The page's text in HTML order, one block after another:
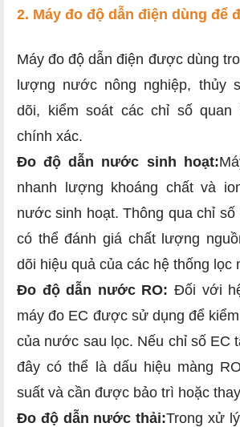
2. Máy đo độ dẫn điện dùng để
Máy đo độ dẫn điện được dùng
lượng nước nông nghiệp, thủy
dõi, kiểm soát các chỉ số quan
chính xác.
Đo độ dẫn nước sinh hoạt:
nhanh lượng khoáng chất và
nước sinh hoạt. Thông qua chỉ
có thể đánh giá chất lượng
dõi hiệu quả của các hệ thống lọc
Đo độ dẫn nước RO: Đối với
máy đo EC được sử dụng để
của nước sau lọc. Nếu chỉ số EC
đây có thể là dấu hiệu màng
suất và cần được bảo trì hoặc
Đo độ dẫn nước thải:Trong xử